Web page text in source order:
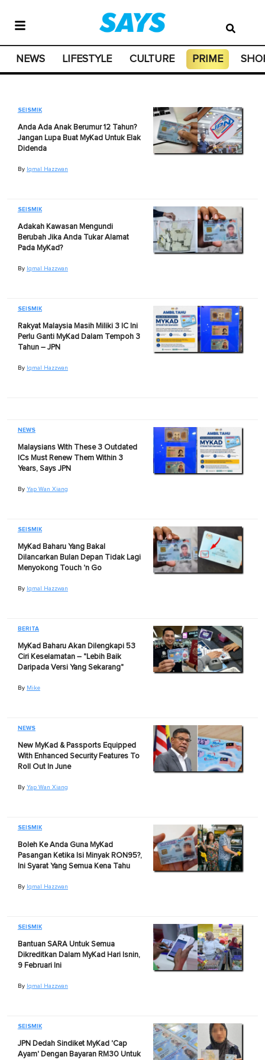
NEWS LIFESTYLE CULTURE PRIME
SEISMIK
Anda Ada Anak Berumur 12 Tahun?
Jangan Lupa Buat MyKad Untuk Elak
Didenda
By Iqmal Hazzwan
SEISMIK
Adakah Kawasan Mengundi
Berubah Jika Anda Tukar Alamat
Pada MyKad?
By Iqmal Hazzwan
SEISMIK
Rakyat Malaysia Masih Miliki 3 IC Ini
Perlu Ganti MyKad Dalam Tempoh 3
Tahun – JPN
By Iqmal Hazzwan
NEWS
Malaysians With These 3 Outdated
ICs Must Renew Them Within 3
Years, Says JPN
By Yap Wan Xiang
SEISMIK
MyKad Baharu Yang Bakal
Dilancarkan Bulan Depan Tidak Lagi
Menyokong Touch 'n Go
By Iqmal Hazzwan
BERITA
MyKad Baharu Akan Dilengkapi 53
Ciri Keselamatan – "Lebih Baik
Daripada Versi Yang Sekarang"
By Mike
NEWS
New MyKad & Passports Equipped
With Enhanced Security Features To
Roll Out In June
By Yap Wan Xiang
SEISMIK
Boleh Ke Anda Guna MyKad
Pasangan Ketika Isi Minyak RON95?,
Ini Syarat Yang Semua Kena Tahu
By Iqmal Hazzwan
SEISMIK
Bantuan SARA Untuk Semua
Dikreditkan Dalam MyKad Hari Isnin,
9 Februari Ini
By Iqmal Hazzwan
SEISMIK
JPN Dedah Sindiket MyKad 'Cap
Ayam' Dengan Bayaran RM30 Untuk